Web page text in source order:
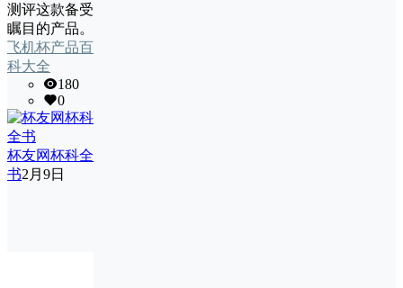
测评这款备受
瞩目的产品。
飞机杯产品百
科大全
180
0
杯友网杯科全
书2月9日